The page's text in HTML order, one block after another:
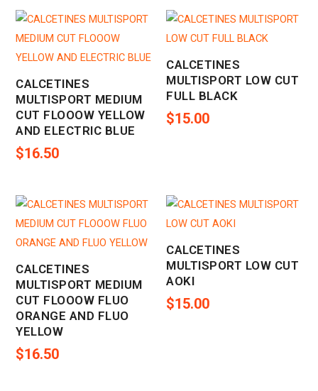
CALCETINES
MULTISPORT MEDIUM
CUT FLOOOW YELLOW
AND ELECTRIC BLUE
$16.50
CALCETINES
MULTISPORT LOW CUT
FULL BLACK
$15.00
CALCETINES
MULTISPORT MEDIUM
CUT FLOOOW FLUO
ORANGE AND FLUO
YELLOW
$16.50
CALCETINES
MULTISPORT LOW CUT
AOKI
$15.00